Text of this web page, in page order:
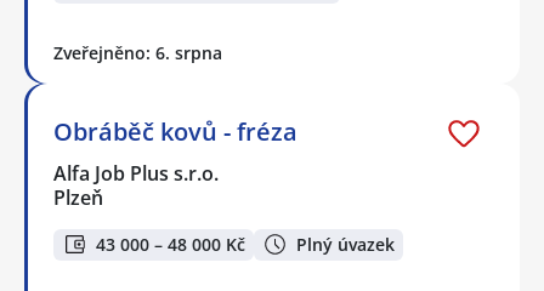
Zveřejněno: 6. srpna
Obráběč kovů - fréza
Alfa Job Plus s.r.o.
Plzeň
43 000 – 48 000 Kč Plný úvazek